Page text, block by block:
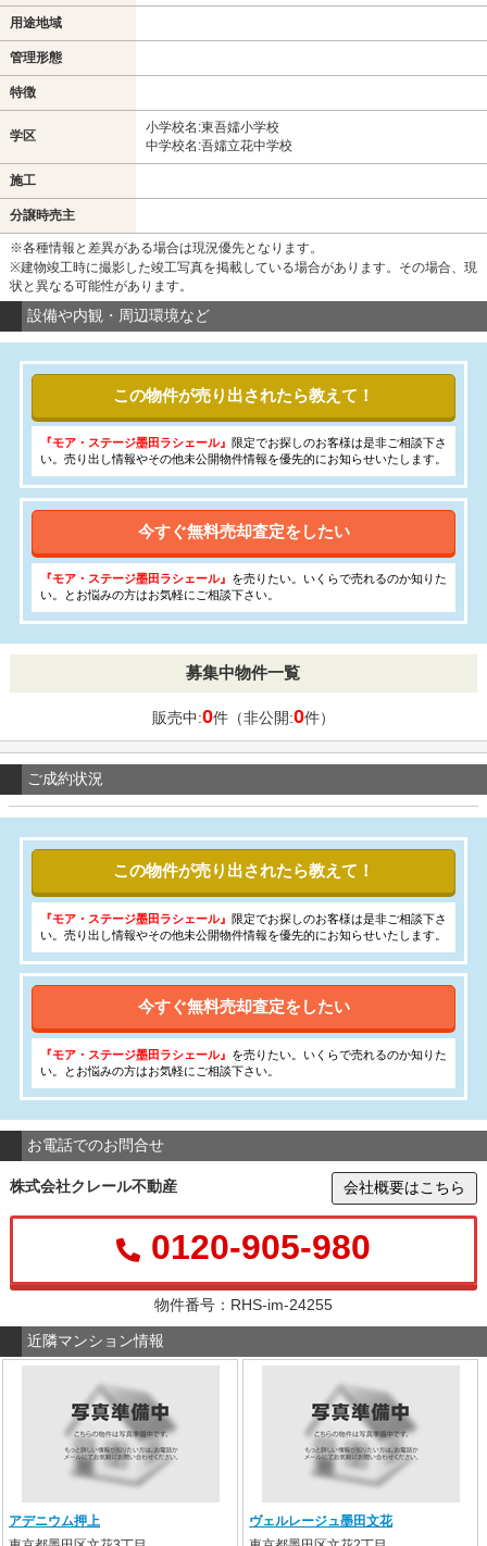
用途地域
管理形態
特徴
学区
小学校名:東吾嬬小学校
中学校名:吾嬬立花中学校
施工
分譲時売主
※各種情報と差異がある場合は現況優先となります。
※建物竣工時に撮影した竣工写真を掲載している場合があります。その場合、現
状と異なる可能性があります。
設備や内観・周辺環境など
この物件が売り出されたら教えて！
『モア・ステージ墨田ラシェール』
限定でお探しのお客様は是非ご相談下さ
い。売り出し情報やその他未公開物件情報を優先的にお知らせいたします。
今すぐ無料売却査定をしたい
『モア・ステージ墨田ラシェール』 を売りたい。いくらで売れるのか知りた
い。とお悩みの方はお気軽にご相談下さい。
募集中物件一覧
販売中:0件（非公開:0件）
ご成約状況
この物件が売り出されたら教えて！
『モア・ステージ墨田ラシェール』 限定でお探しのお客様は是非ご相談下さ
い。売り出し情報やその他未公開物件情報を優先的にお知らせいたします。
今すぐ無料売却査定をしたい
『モア・ステージ墨田ラシェール』 を売りたい。いくらで売れるのか知りた
い。とお悩みの方はお気軽にご相談下さい。
お電話でのお問合せ
株式会社クレール不動産 会社概要はこちら
0120-905-980
物件番号：RHS-im-24255
近隣マンション情報
アデニウム押上
ヴェルレージュ墨田文花